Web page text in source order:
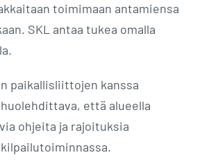
toimimaan antamiensa
SKL antaa tukea omalla
paikallisliittojen kanssa
että alueella
ohjeita ja rajoituksia